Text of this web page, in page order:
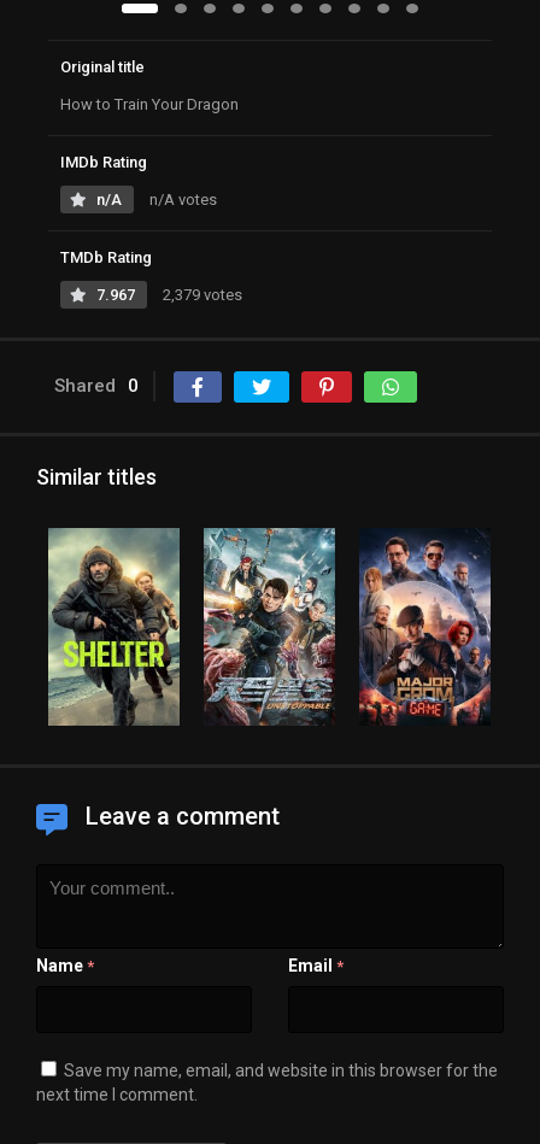
Original title
How to Train Your Dragon
IMDb Rating
n/A n/A votes
TMDb Rating
7.967 2,379 votes
Shared 0
Similar titles
Leave a comment
Name * Email *
Save my name, email, and website in this browser for the
next time I comment.